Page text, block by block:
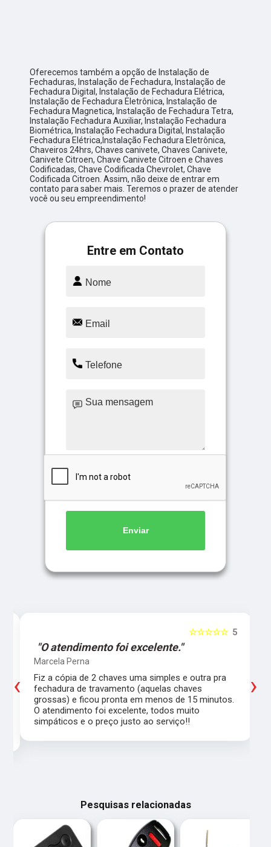
Oferecemos também a opção de Instalação de
Fechaduras, Instalação de Fechadura, Instalação de
Fechadura Digital, Instalação de Fechadura Elétrica,
Instalação de Fechadura Eletrônica, Instalação de
Fechadura Magnetica, Instalação de Fechadura Tetra,
Instalação Fechadura Auxiliar, Instalação Fechadura
Biométrica, Instalação Fechadura Digital, Instalação
Fechadura Elétrica,Instalação Fechadura Eletrônica,
Chaveiros 24hrs, Chaves canivete, Chaves Canivete,
Canivete Citroen, Chave Canivete Citroen e Chaves
Codificadas, Chave Codificada Chevrolet, Chave
Codificada Citroen. Assim, não deixe de entrar em
contato para saber mais. Teremos o prazer de atender
você ou seu empreendimento!
Entre em Contato
Enviar
5
☆☆☆☆☆
"O atendimento foi excelente."
Marcela Perna
Fiz a cópia de 2 chaves uma simples e outra pra
fechadura de travamento (aquelas chaves
grossas) e ficou pronta em menos de 15 minutos.
O atendimento foi excelente, todos muito
simpáticos e o preço justo ao serviço!!
‹ ›
Pesquisas relacionadas